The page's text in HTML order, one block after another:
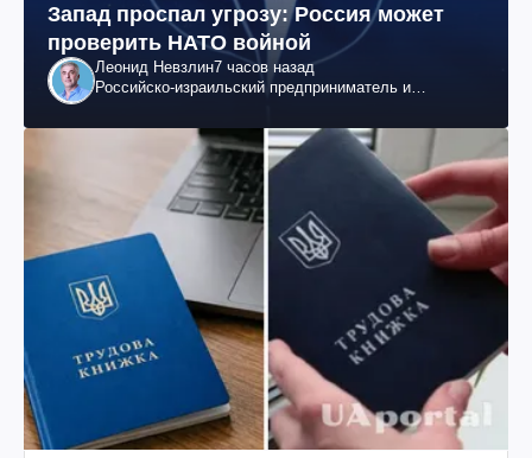
Запад проспал угрозу: Россия может
проверить НАТО войной
Леонид Невзлин7 часов назад
Российско-израильский предприниматель и
"ЮКОСа"